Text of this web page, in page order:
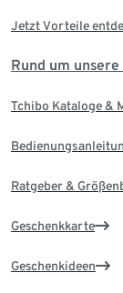
Jetzt Vorteile
Rund um
Tchibo Kataloge &
Ratgeber &
Geschenkkarte
Geschenkideen